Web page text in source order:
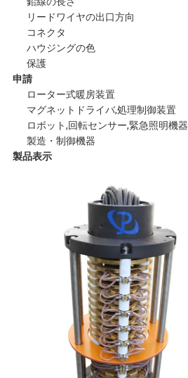
要
求
し
な
さ
い
PRIVACY
リードワイヤの出口方向
コネクタ
ハウジングの色
保護
申請
ローター式暖房装置
マグネットドライバ,処理制御装置
ロボット,回転センサー,緊急照明機器
製造・制御機器
製品表示